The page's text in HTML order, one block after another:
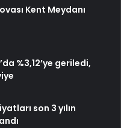
Kent Meydanı
%3,12’ye geriledi,
son 3 yılın